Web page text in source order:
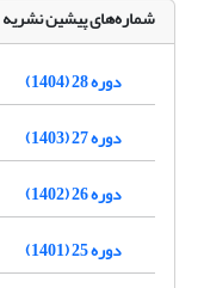
شماره‌های پیشین نشریه
دوره 28 (1404)
دوره 27 (1403)
دوره 26 (1402)
دوره 25 (1401)